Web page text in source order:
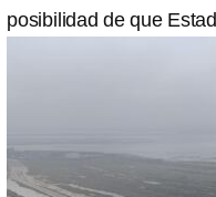
posibilidad de que